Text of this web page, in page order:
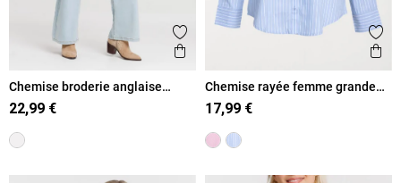
Ajouter aux favoris
Aperçu rapide
Chemise broderie anglaise
femme
22,99 €
Chemise rayée femme grande
taille
17,99 €